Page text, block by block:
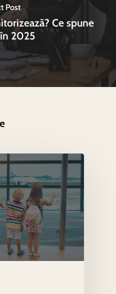
Post
Ce spune
2025